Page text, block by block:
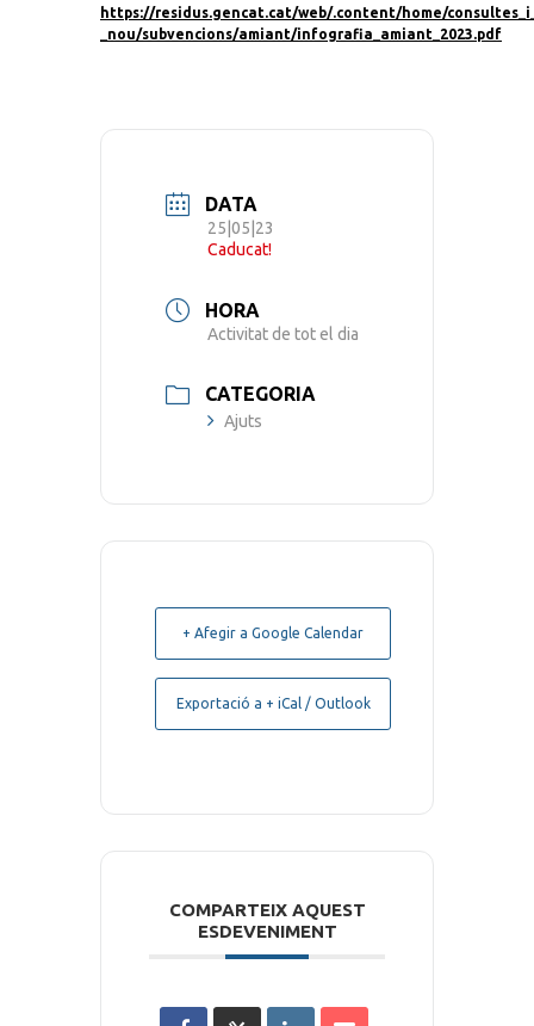
https://residus.gencat.cat/web/.content/home/
_nou/subvencions/amiant/infografia_amiant_2023.pdf
DATA
25|05|23
Caducat!
HORA
Activitat de tot el dia
CATEGORIA
Ajuts
+ Afegir a Google Calendar
Exportació a + iCal / Outlook
COMPARTEIX AQUEST
ESDEVENIMENT